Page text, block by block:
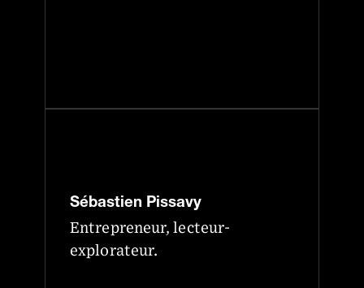
Sébastien Pissavy
Entrepreneur, lecteur-
explorateur.